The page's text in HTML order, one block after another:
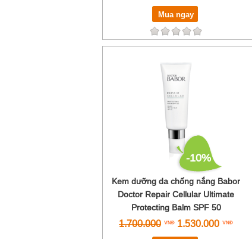
Mua ngay
-10%
Kem dưỡng da chống nắng Babor
Doctor Repair Cellular Ultimate
Protecting Balm SPF 50
1.700.000 1.530.000